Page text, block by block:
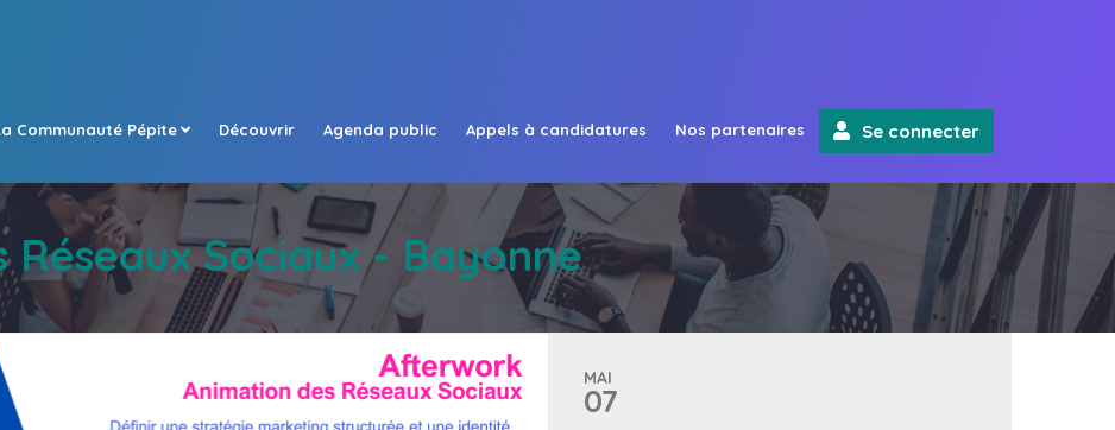
Communauté Pépite Découvrir Agenda public Appels à candidatures Nos partenaires Se connecter
Réseaux Sociaux - Bayonne
MAI
07